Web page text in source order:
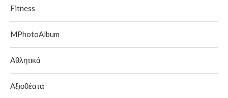
Fitness
MPhotoAlbum
Αθλητικά
Αξιοθέατα